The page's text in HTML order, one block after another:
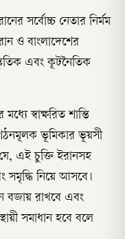
সর্বোচ্চ নেতার নির্মম
ও বাংলাদেশের
এবং কূটনৈতিক
স্বাক্ষরিত শান্তি
গঠনমূলক ভূমিকার ভূয়সী
এই চুক্তি ইরানসহ
সমৃদ্ধি নিয়ে আসবে।
বজায় রাখবে এবং
সমাধান হবে বলে